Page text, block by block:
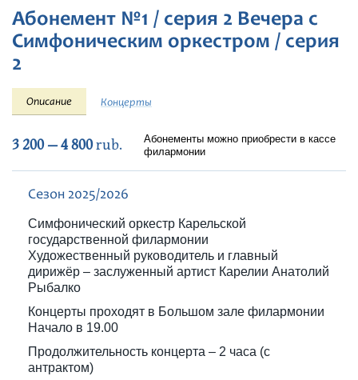
Konserttikalenteri
Абонемент №1 / серия 2 Вечера с
Симфоническим оркестром / серия
2
Описание Концерты
3 200 — 4 800rub.
Абонементы можно приобрести в кассе
филармонии
Сезон 2025/2026
Симфонический оркестр Карельской
государственной филармонии
Художественный руководитель и главный
дирижёр – заслуженный артист Карелии Анатолий
Рыбалко
Концерты проходят в Большом зале филармонии
Начало в 19.00
Продолжительность концерта – 2 часа (с
антрактом)